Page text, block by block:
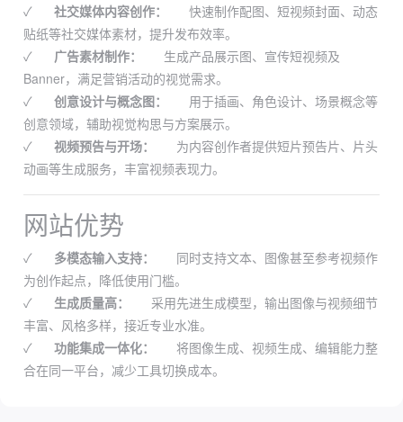
✓ 社交媒体内容创作：
快速制作配图、短视频封面、动态
贴纸等社交媒体素材，提升发布效率。
✓
广告素材制作：
生成产品展示图、宣传短视频及
Banner，满足营销活动的视觉需求。
✓
创意设计与概念图：
用于插画、角色设计、场景概念等
创意领域，辅助视觉构思与方案展示。
✓
视频预告与开场：
为内容创作者提供短片预告片、片头
动画等生成服务，丰富视频表现力。
网站优势
✓ 多模态输入支持：
同时支持文本、图像甚至参考视频作
为创作起点，降低使用门槛。
✓
生成质量高：
采用先进生成模型，输出图像与视频细节
丰富、风格多样，接近专业水准。
✓
功能集成一体化：
将图像生成、视频生成、编辑能力整
合在同一平台，减少工具切换成本。